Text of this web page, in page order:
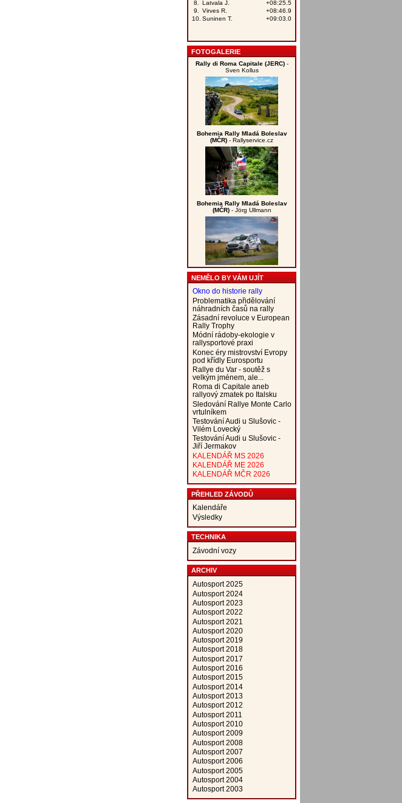
FOTOGALERIE
Rally di Roma Capitale (JERC)-
Sven Kollus
Bohemia Rally Mladá Boleslav
(MČR) - Rallyservice.cz
Bohemia Rally Mladá Boleslav
(MČR)- Jörg Ullmann
NEMĚLO BY VÁM UJÍT
Okno do historie rally
Problematika přidělování
náhradních časů na rally
Zásadní revoluce v European
Rally Trophy
Módní rádoby-ekologie v
rallysportové praxi
Konec éry mistrovství Evropy
pod křídly Eurosportu
Rallye du Var - soutěž s
velkým jménem, ale...
Roma di Capitale aneb
rallyový zmatek po Italsku
Sledování Rallye Monte Carlo
vrtulníkem
Testování Audi u Slušovic -
Vilém Lovecký
Testování Audi u Slušovic -
Jiří Jermakov
KALENDÁŘ MS 2026
KALENDÁŘ ME 2026
KALENDÁŘ MČR 2026
PŘEHLED ZÁVODŮ
Kalendáře
Výsledky
TECHNIKA
Závodní vozy
ARCHIV
Autosport 2025
Autosport 2024
Autosport 2023
Autosport 2022
Autosport 2021
Autosport 2020
Autosport 2019
Autosport 2018
Autosport 2017
Autosport 2016
Autosport 2015
Autosport 2014
Autosport 2013
Autosport 2012
Autosport 2011
Autosport 2010
Autosport 2009
Autosport 2008
Autosport 2007
Autosport 2006
Autosport 2005
Autosport 2004
Autosport 2003